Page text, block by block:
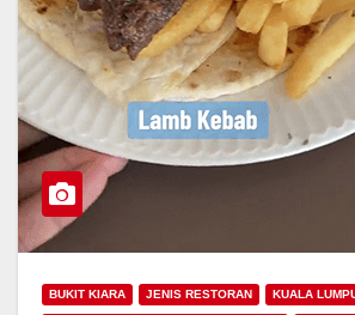
BUKIT KIARA JENIS RESTORAN KUALA